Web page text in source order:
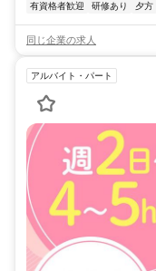
有資格者歓迎
研修あり 夕方
同じ企業の求人
アルバイト・パート